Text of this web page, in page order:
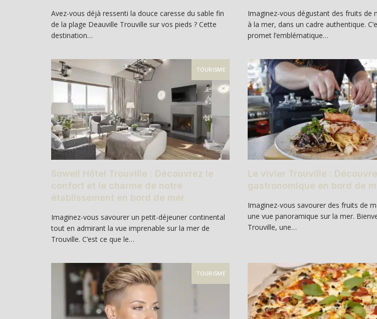
Avez-vous déjà ressenti la douce caresse du sable fin
de la plage Deauville Trouville sur vos pieds ? Cette
destination…
Imaginez-vous dégustant des fruits de
à la mer, dans un cadre authentique.
promet l’emblématique…
TOURISME
Sowell Hôtel Trouville : Découvrez le
confort et le charme de notre
établissement en bord de mer
Imaginez-vous savourer un petit-déjeuner continental
tout en admirant la vue imprenable sur la mer de
Trouville. C’est ce que le…
Le vivier Trouville :
gastronomique en bord de
Imaginez-vous savourer des fruits de
une vue panoramique sur la mer.
Trouville, une…
TOURISME